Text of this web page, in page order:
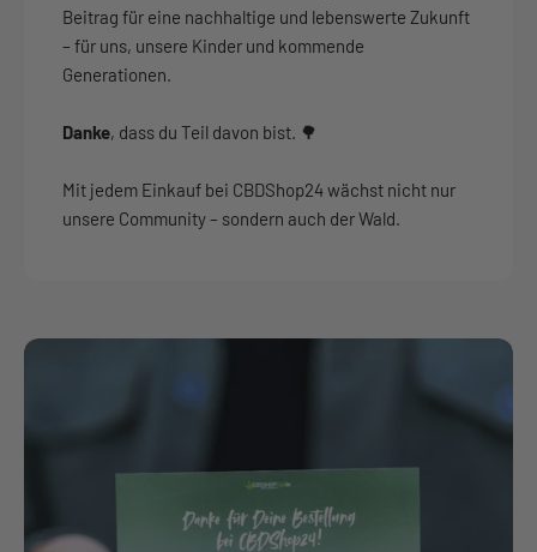
Beitrag für eine nachhaltige und lebenswerte Zukunft
– für uns, unsere Kinder und kommende
Generationen.
Danke, dass du Teil davon bist. 🌳
Mit jedem Einkauf bei CBDShop24 wächst nicht nur
unsere Community – sondern auch der Wald.